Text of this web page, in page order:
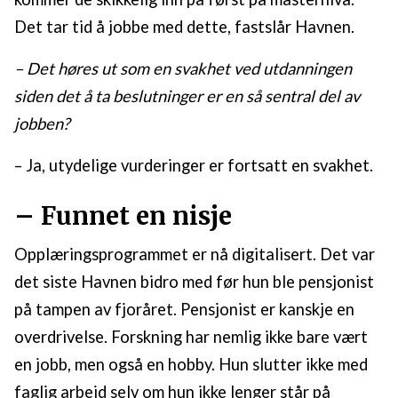
Det tar tid å jobbe med dette, fastslår Havnen.
– Det høres ut som en svakhet ved utdanningen
siden det å ta beslutninger er en så sentral del av
jobben?
– Ja, utydelige vurderinger er fortsatt en svakhet.
– Funnet en nisje
Opplæringsprogrammet er nå digitalisert. Det var
det siste Havnen bidro med før hun ble pensjonist
på tampen av fjoråret. Pensjonist er kanskje en
overdrivelse. Forskning har nemlig ikke bare vært
en jobb, men også en hobby. Hun slutter ikke med
faglig arbeid selv om hun ikke lenger står på